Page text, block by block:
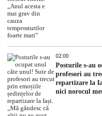
02:00
Posturile s-au
profesori au
repartizare la
nici norocul